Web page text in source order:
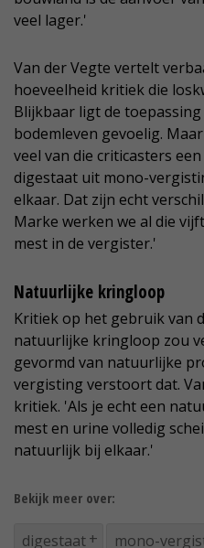
veel lager.'
Van der Vegte vertelt
hoeveelheid kritiek die
Blijkbaar ligt de
bodemleven gevoelig.
veel van die criticasters
digestaat uit mono-
elkaar. Dat zijn echt
Marke werken we al die
mest in de vergister.'
Natuurlijke kringloop
Kritiek op het gebruik van
natuurlijke kringloop zou
gevormd van natuurlijke
vergisting verstoort dat.
kritiek. 'Als je echt een
mest en urine volledig
natuurlijk bij elkaar.'
Bekijk meer over:
digestaat mono-